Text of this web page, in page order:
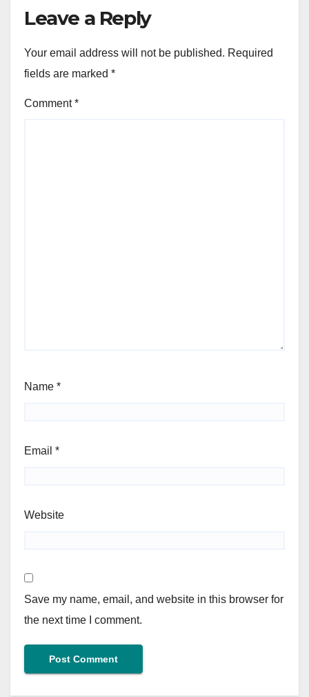
Leave a Reply
Your email address will not be published. Required
fields are marked *
Comment*
Name *
Email *
Website
Save my name, email, and website in this browser for
the next time I comment.